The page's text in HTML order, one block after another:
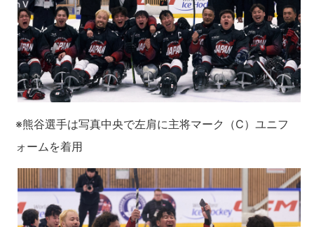
※熊谷選手は写真中央で左肩に主将マーク（C）ユニフ
ォームを着用